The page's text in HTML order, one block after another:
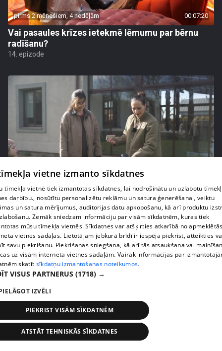
pirms 2 mēnešiem, 4 nedēļām 00:07:20
Vai pasaules krīzes ietekmē lēmumu par bērnu
radīšanu?
14. epizode
Grila sezonā lieliski iespējams ievērot veselīga
uztura principus
13. epizode
vietne izmanto sīkdatnes
tīmekļa vietnē tiek izmantotas sīkdatnes, lai nodrošinātu un uzlabotu
darbību., nosūtītu personalizētu reklāmu un satura ģenerēšanai, veiktu
un satura mērījumus, auditorijas datu apkopošanu, kā arī produktu
Zemāk sniedzam informāciju par visām sīkdatnēm, kuras tiek
mūsu tīmekļa vietnēs. Sīkdatnes var atšķirties atkarībā no
vietnes sadaļas. Lietotājam jebkurā brīdī ir iespēja piekrist, atteikties
savu piekrišanu. Piekrišanas sniegšana, kā arī tās atsaukšana vai
uz visām interneta vietnes sadaļām. Vairāk informācijas par
skatīt sīkdatņu izmantošanas noteikumos.
VISUS PARTNERUS (1718) →
IZVĒLI
PIEKRIST VISĀM SĪKDATNĒM
ATSTĀT TEHNISKĀS SĪKDATNES